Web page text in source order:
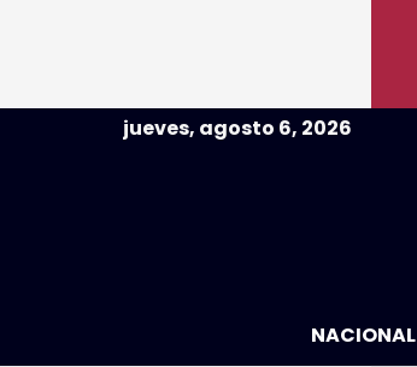
jueves, agosto 6, 2026
NACIONAL